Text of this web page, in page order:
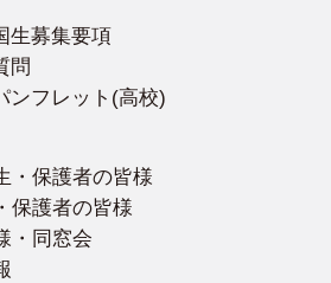
生募集要項
問
ンフレット(高校)
・保護者の皆様
保護者の皆様
・同窓会